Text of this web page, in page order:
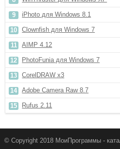
iPhoto для Windows 8.1
Clownfish для Windows 7
AIMP 4.12
PhotoFunia для Windows 7
CorelDRAW x3
Adobe Camera Raw 8.7
Rufus 2.11
© Copyright 2018 МоиПрограммы -